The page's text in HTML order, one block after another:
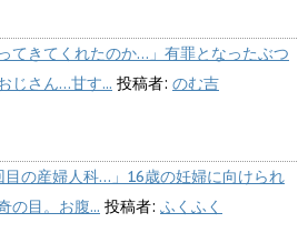
ってきてくれたのか…」有罪となったぶつ
じさん…甘す... 投稿者: のむ吉
目の産婦人科…」16歳の妊婦に向けられ
の目。お腹... 投稿者: ふくふく